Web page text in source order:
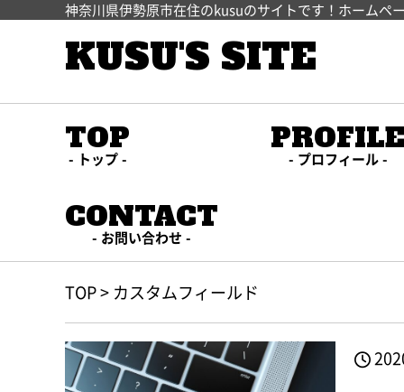
神奈川県伊勢原市在住のkusuのサイトです！ホームペ
KUSU'S SITE
TOP
トップ
PROFILE
プロフィール
CONTACT
お問い合わせ
TOP> カスタムフィールド